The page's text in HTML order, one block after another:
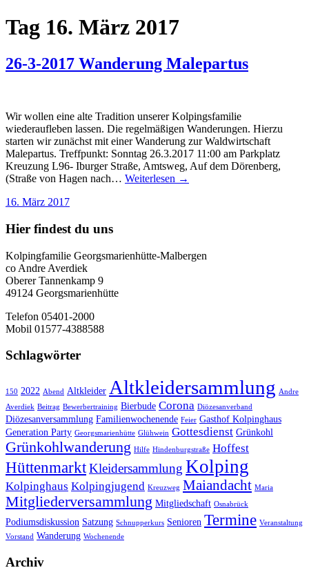
Tag 16. März 2017
26-3-2017 Wanderung Malepartus
Wir wollen eine alte Tradition unserer Kolpingsfamilie
wiederaufleben lassen. Die regelmäßigen Wanderungen. Hierzu
starten wir zunächst mit einer Wanderung zur Waldwirtschaft
Malepartus. Treffpunkt: Sonntag 26.3.2017 11:00 am Parkplatz
Kreuzung L96- Iburger Straße, Amtsweg, Auf dem Dörenberg,
(Straße von Hagen nach… Weiterlesen →
16. März 2017
Hier findest du uns
Kolpingfamilie Georgsmarienhütte-Malbergen
co Andre Averdiek
Oberer Tannenkamp 9
49124 Georgsmarienhütte
Telefon 05401-2000
Mobil 01577-4388588
Schlagwörter
150 2022 Abend Altkleider Altkleidersammlung Andre
Averdiek Beitrag Bewerbertraining Bierbude Corona Diözesanverband
Diözesanversammlung Familienwochenende Feier Gasthof Kolpinghaus
Generation Party Georgsmarienhütte Glühwein Gottesdienst Grünkohl
Grünkohlwanderung Hilfe Hindenburgstraße Hoffest
HüttenmarktKleidersammlung Kolping
Kolpinghaus Kolpingjugend Kreuzweg Maiandacht Maria
Mitgliederversammlung Mitgliedschaft Osnabrück
Podiumsdiskussion Satzung Schnupperkurs Senioren Termine Veranstaltung
Vorstand Wanderung Wochenende
Archiv